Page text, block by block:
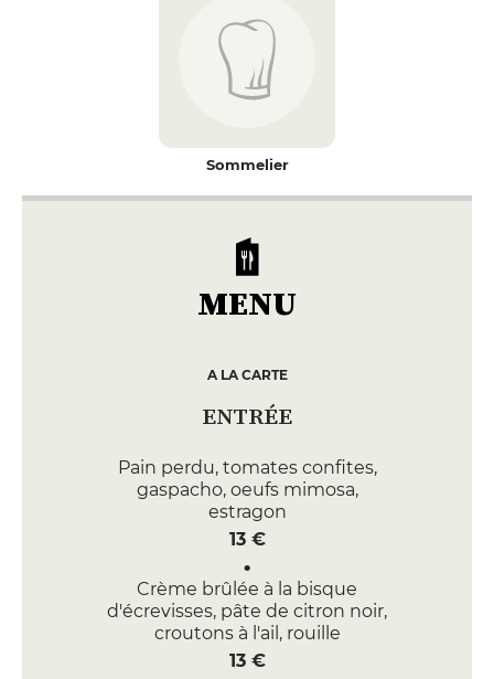
Sommelier
MENU
A LA CARTE
ENTRÉE
Pain perdu, tomates confites,
gaspacho, oeufs mimosa,
estragon
13 €
Crème brûlée à la bisque
d'écrevisses, pâte de citron noir,
croutons à l'ail, rouille
13 €